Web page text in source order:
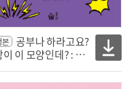
본
공부나 하라고요?
이 이 모양인데? : 청
독립 언론 <토끼풀>
모음